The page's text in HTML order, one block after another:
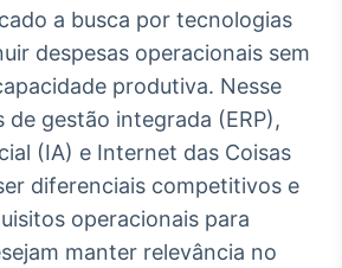
integração de
conteúdos e
dados
Broadcast
Ticker
Cotações e
notícias
a busca por tecnologias
despesas operacionais sem
produtiva. Nesse
de gestão integrada (ERP),
(IA) e Internet das Coisas
diferenciais competitivos e
operacionais para
manter relevância no